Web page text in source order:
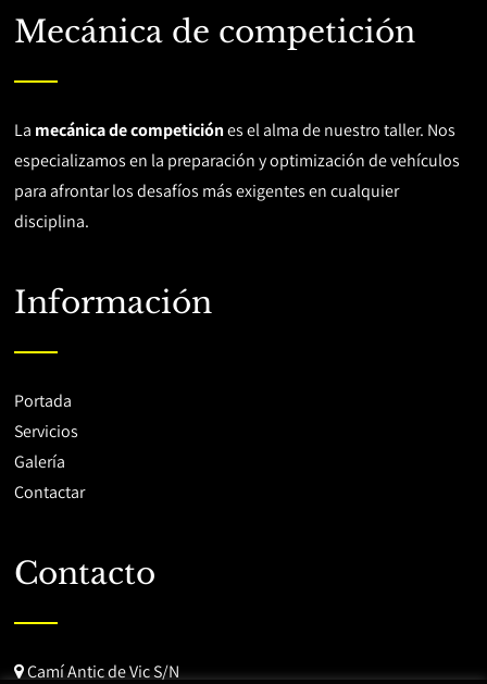
Mecánica de competición
La mecánica de competiciónes el alma de nuestro taller. Nos
especializamos en la preparación y optimización de vehículos
para afrontar los desafíos más exigentes en cualquier
disciplina.
Información
Portada
Servicios
Galería
Contactar
Contacto
Camí Antic de Vic S/N